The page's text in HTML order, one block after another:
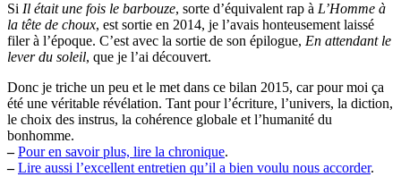
Si Il était une fois le barbouze, sorte d’équivalent rap à L’Homme à
la tête de choux, est sortie en 2014, je l’avais honteusement laissé
filer à l’époque. C’est avec la sortie de son épilogue, En attendant le
lever du soleil, que je l’ai découvert.
Donc je triche un peu et le met dans ce bilan 2015, car pour moi ça
été une véritable révélation. Tant pour l’écriture, l’univers, la diction,
le choix des instrus, la cohérence globale et l’humanité du
bonhomme.
– Pour en savoir plus, lire la chronique.
– Lire aussi l’excellent entretien qu’il a bien voulu nous accorder.